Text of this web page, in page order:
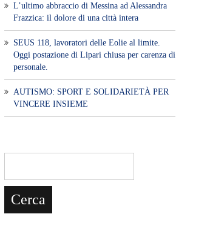
L’ultimo abbraccio di Messina ad Alessandra
Frazzica: il dolore di una città intera
SEUS 118, lavoratori delle Eolie al limite.
Oggi postazione di Lipari chiusa per carenza di
personale.
AUTISMO: SPORT E SOLIDARIETÀ PER
VINCERE INSIEME